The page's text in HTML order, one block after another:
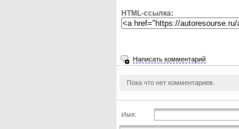
HTML-ссылка:
Написать комментарий
Пока что нет комментариев.
Имя: